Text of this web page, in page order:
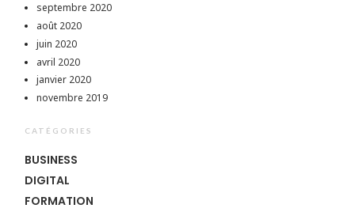
septembre 2020
août 2020
juin 2020
avril 2020
janvier 2020
novembre 2019
CATÉGORIES
BUSINESS
DIGITAL
FORMATION